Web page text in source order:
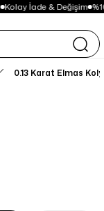
Kolay İade & Değişim
0.13 Karat Elmas